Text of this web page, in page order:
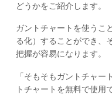
どうかをご紹介します。
ガントチャートを使うこ
る化）することができ、
把握が容易になります。
「そもそもガントチャ
トチャートを無料で使用